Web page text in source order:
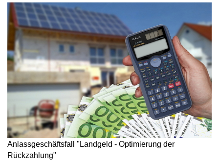
Anlassgeschäftsfall "Landgeld - Optimierung der
Rückzahlung"